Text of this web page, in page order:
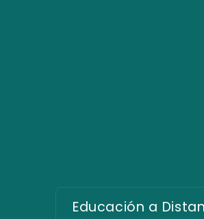
Educación a